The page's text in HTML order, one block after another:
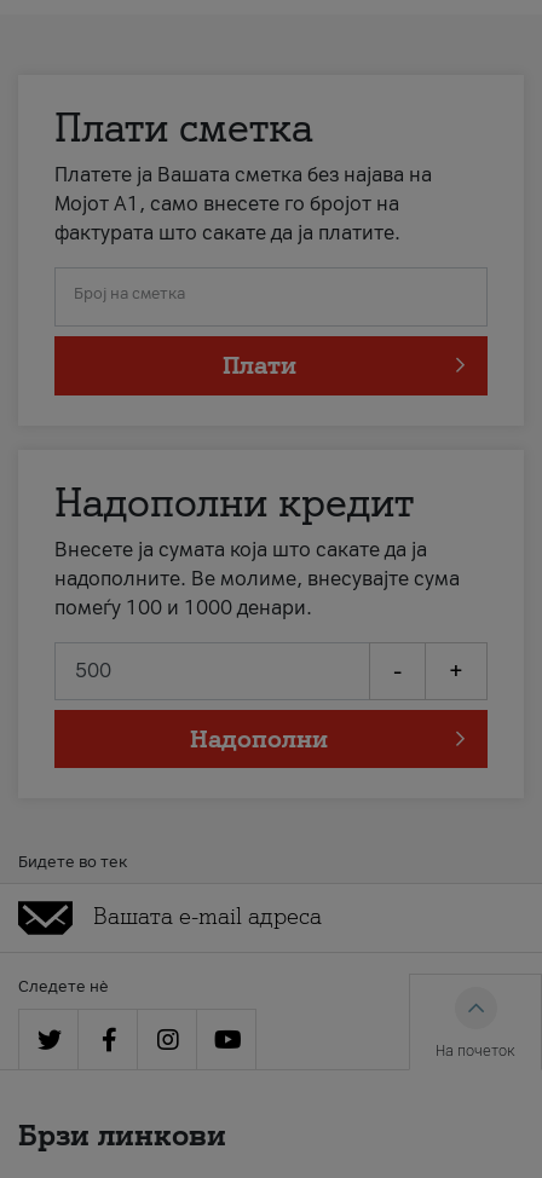
Плати сметка
Платете ја Вашата сметка без најава на
Мојот А1, само внесете го бројот на
фактурата што сакате да ја платите.
Број на сметка
Плати
Надополни кредит
Внесете ја сумата која што сакате да ја
надополните. Ве молиме, внесувајте сума
помеѓу 100 и 1000 денари.
- +
Надополни
Бидете во тек
Следете нè
На почеток
Брзи линкови